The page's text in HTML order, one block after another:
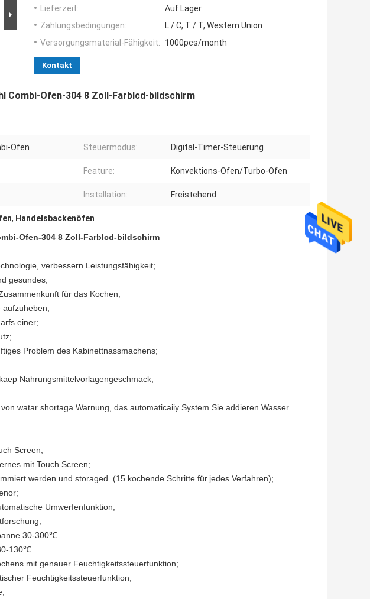
Lieferzeit:
Auf Lager
Zahlungsbedingungen:
L / C, T / T, Western Union
Versorgungsmaterial-Fähigkeit:
1000pcs/month
Kontakt
Combi-Ofen-304 8 Zoll-Farblcd-bildschirm
Ofen Steuermodus: Digital-Timer-Steuerung
Feature: Konvektions-Ofen/Turbo-Ofen
Installation: Freistehend
, Handelsbackenöfen
Ofen-304 8 Zoll-Farblcd-bildschirm
verbessern Leistungsfähigkeit;
gesundes;
für das Kochen;
aufzuheben;
einer;
Problem des Kabinettnassmachens;
Nahrungsmittelvorlagengeschmack;
watar shortaga Warnung, das automaticaiiy System Sie addieren Wasser
Screen;
mit Touch Screen;
werden und storaged. (15 kochende Schritte für jedes Verfahren);
Umwerfenfunktion;
30-300℃
130℃
mit genauer Feuchtigkeitssteuerfunktion;
Feuchtigkeitssteuerfunktion;